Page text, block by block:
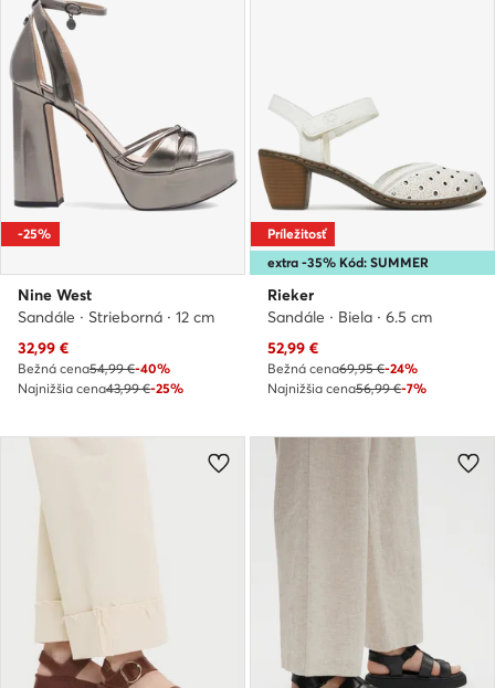
-25%
Nine West
Sandále · Strieborná · 12 cm
Aktuálna cena
32,99 €
Bežná cena54,99 €-40%
Najnižšia cena43,99 €-25%
extra -35% Kód: SUMMER
Príležitosť
Rieker
Sandále · Biela · 6.5 cm
Aktuálna cena
52,99 €
Bežná cena69,95 €-24%
Najnižšia cena56,99 €-7%